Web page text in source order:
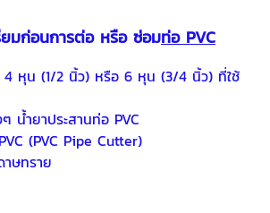
มก่อนการต่อ หรือ ซ่อมท่อ PVC
4 หุน (1/2 นิ้ว) หรือ 6 หุน (3/4 นิ้ว) ที่ใช้
น้ำยาประสานท่อ PVC
(PVC Pipe Cutter)
าษทราย